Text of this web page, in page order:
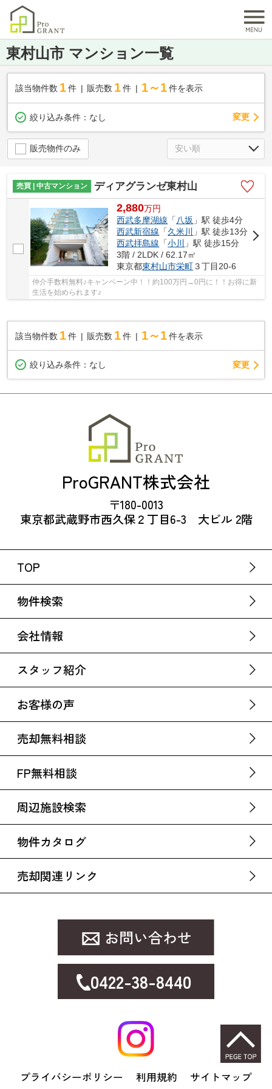
東村山市 マンション一覧
該当物件数 1件 販売数 1 件 1～1 件を表示
絞り込み条件： なし 変更
販売物件のみ
売買 | 中古マンション ディアグランゼ東村山
2,880万円
西武多摩湖線 「 八坂 」駅 徒歩4分
西武新宿線 「久米川
」駅 徒歩13分
西武拝島線 「小川
」駅 徒歩15分
3階 / 2LDK / 62.17㎡
東京都東村山市栄町３丁目20-6
仲介手数料無料♪キャンペーン中！！約100万円→0円に！！お得に新
生活を始められます♪
該当物件数 1件 販売数 1 件 1～1 件を表示
絞り込み条件： なし 変更
ProGRANT株式会社
〒180-0013
東京都武蔵野市西久保２丁目6-3 大ビル 2階
TOP
物件検索
会社情報
スタッフ紹介
お客様の声
売却無料相談
FP無料相談
周辺施設検索
物件カタログ
売却関連リンク
0422-38-8440
プライバシーポリシー 利用規約 サイトマップ